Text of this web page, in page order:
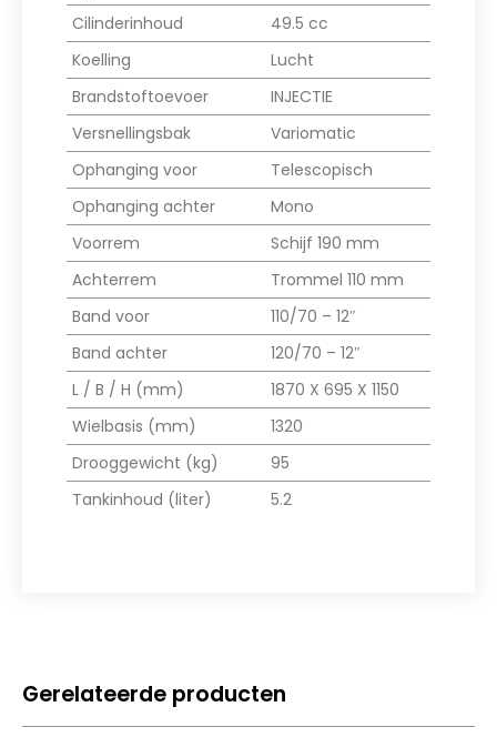
Cilinderinhoud
49.5 cc
Koelling
Lucht
Brandstoftoevoer
INJECTIE
Versnellingsbak
Variomatic
Ophanging voor
Telescopisch
Ophanging achter
Mono
Voorrem
Schijf 190 mm
Achterrem
Trommel 110 mm
Band voor
110/70 – 12″
Band achter
120/70 – 12″
L / B / H (mm)
1870 X 695 X 1150
Wielbasis (mm)
1320
Drooggewicht (kg)
95
Tankinhoud (liter)
5.2
Gerelateerde producten